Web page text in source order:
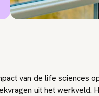
van de life sciences
uit het werkveld.